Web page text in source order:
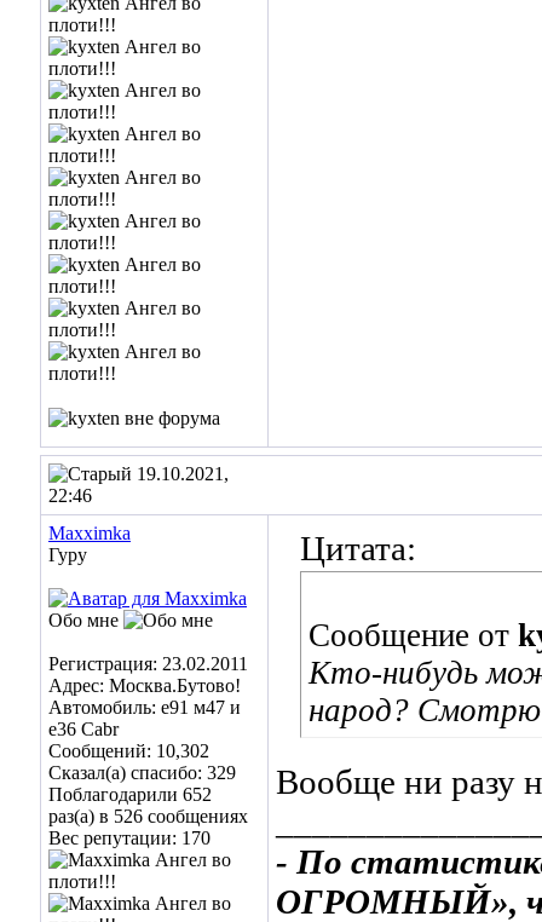
19.10.2021,
22:46
Maxximka
Гуру
Обо мне
Регистрация: 23.02.2011
Адрес: Москва.Бутово!
Автомобиль: е91 м47 и
е36 Cabr
Сообщений: 10,302
Сказал(а) спасибо: 329
Поблагодарили 652
раз(а) в 526 сообщениях
Вес репутации: 170
Цитата:
Сообщение от
Кто-нибудь
народ? Смотрю
Вообще ни разу
- По
ОГРОМНЫЙ»,